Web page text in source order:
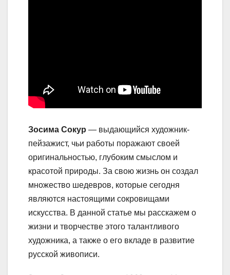
Зосима Сокур — выдающийся художник-
пейзажист, чьи работы поражают своей
оригинальностью, глубоким смыслом и
красотой природы. За свою жизнь он создал
множество шедевров, которые сегодня
являются настоящими сокровищами
искусства. В данной статье мы расскажем о
жизни и творчестве этого талантливого
художника, а также о его вкладе в развитие
русской живописи.